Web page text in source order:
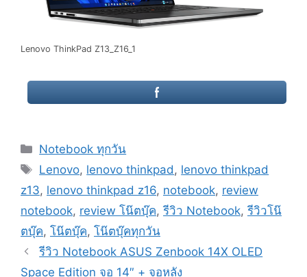
Lenovo ThinkPad Z13_Z16_1
Categories
Notebook ทุกวัน
Tags
Lenovo, lenovo thinkpad, lenovo thinkpad
z13, lenovo thinkpad z16, notebook, review
notebook, review โน๊ตบุ๊ค,รีวิว Notebook,รีวิวโน๊
ตบุ๊ค, โน๊ตบุ๊ค, โน๊ตบุ๊คทุกวัน
Post
navigation
รีวิว Notebook ASUS Zenbook 14X OLED
Space Edition จอ 14″ + จอหลัง